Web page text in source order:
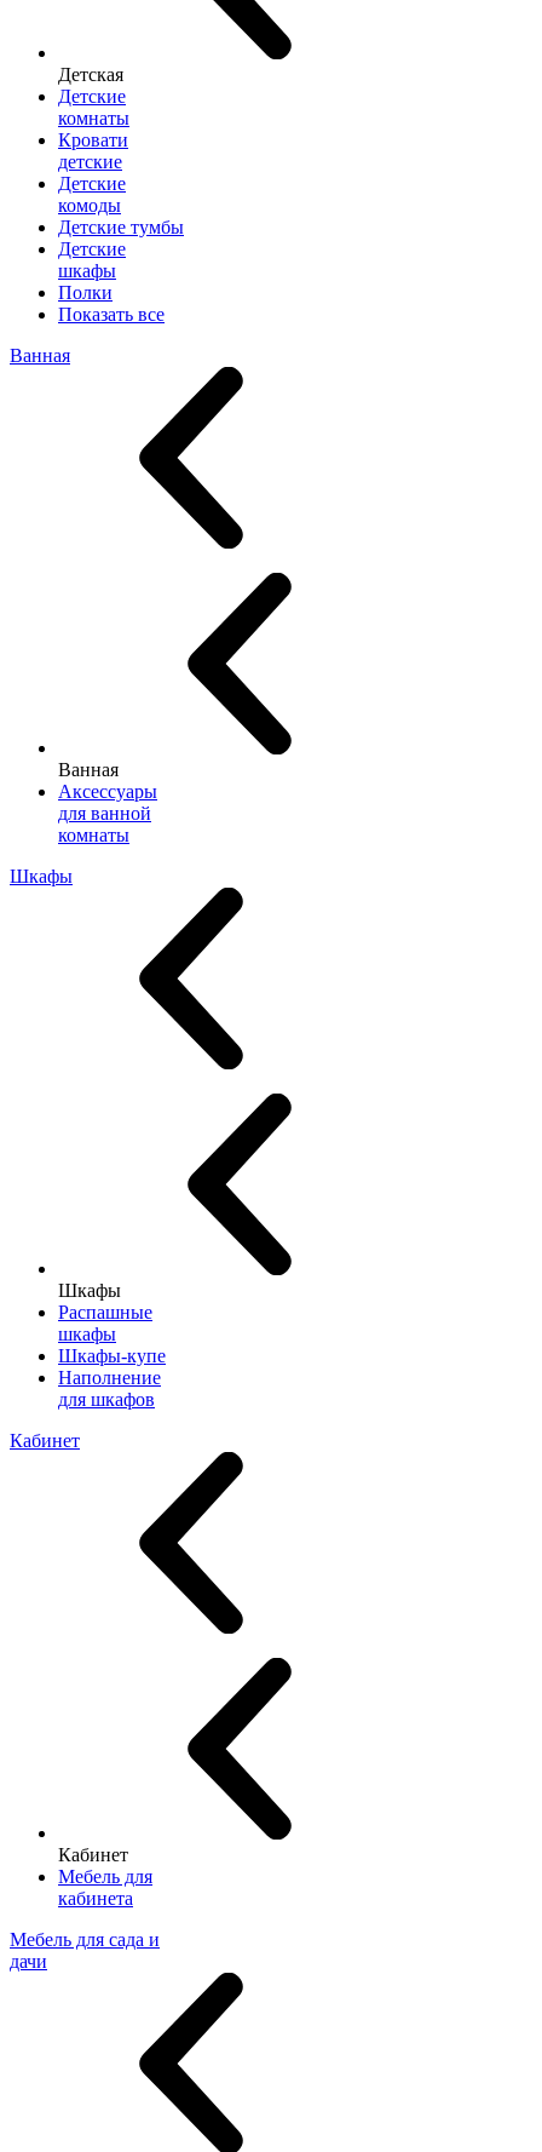
Детская
Детские
комнаты
Кровати
детские
Детские
комоды
Детские тумбы
Детские
шкафы
Полки
Показать все
Ванная
Ванная
Аксессуары
для ванной
комнаты
Шкафы
Шкафы
Распашные
шкафы
Шкафы-купе
Наполнение
для шкафов
Кабинет
Кабинет
Мебель для
кабинета
Мебель для сада и
дачи